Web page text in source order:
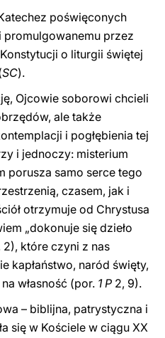
poświęconych
przez
o liturgii świętej
SC).
Ojcowie soborowi chcieli
ale także
i pogłębienia tej
i jednoczy: misterium
porusza samo serce tego
czasem, jak i
otrzymuje od Chrystusa
„dokonuje się dzieło
2), które czyni z nas
kapłaństwo, naród święty,
własność (por. 1 P 2, 9).
– biblijna, patrystyczna i
się w Kościele w ciągu XX